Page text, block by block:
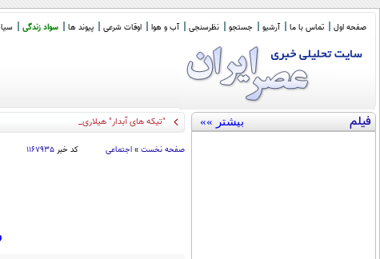
صفحه اول تماس با ما آرشیو جستجو نظرسنجی آب و هوا اوقات شرعی پیوند ها سواد زندگی
فیلم بیشتر »» "تیکه های آبدار" هیلاری کلینتون به ترام
صفحه نخست » اجتماعی کد خبر ۱۱۶۷۹۳۵